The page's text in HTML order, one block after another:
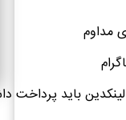
مداوم
باید پرداخت